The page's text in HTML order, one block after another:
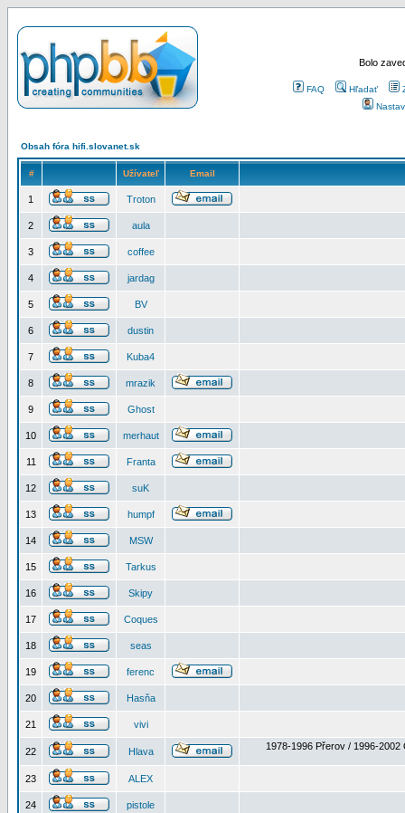
Bolo
FAQ Hľadať
Obsah fóra hifi.slovanet.sk
# Užívateľ Email
1 Troton
2 aula
3 coffee
4 jardag
5 BV
6 dustin
7 Kuba4
8 mrazik
9 Ghost
10 merhaut
11 Franta
12 suK
13 humpf
14 MSW
15 Tarkus
16 Skipy
17 Coques
18 seas
19 ferenc
20 Hasňa
21 vivi
22 Hlava 1978-1996 Přerov / 1996-2002
23 ALEX
24 pistole